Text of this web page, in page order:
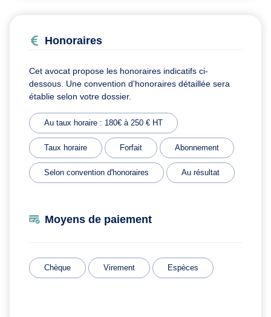
Honoraires
Cet avocat propose les honoraires indicatifs ci-
dessous. Une convention d'honoraires détaillée sera
établie selon votre dossier.
Au taux horaire : 180€ à 250 € HT
Taux horaire Forfait Abonnement
Selon convention d'honoraires Au résultat
Moyens de paiement
Chèque Virement Espèces